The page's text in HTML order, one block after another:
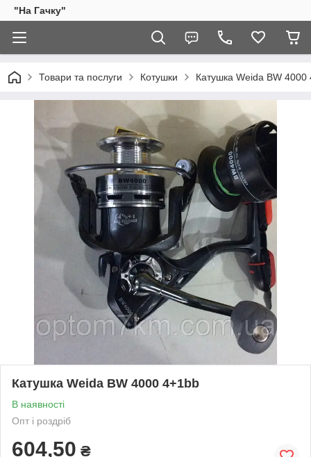
"На Гачку"
Товари та послуги Котушки Катушка Weida BW 4000
Катушка Weida BW 4000 4+1bb
В наявності
Опт і роздріб
604,50 ₴